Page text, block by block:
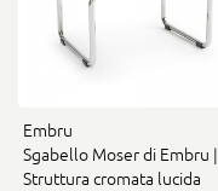
Embru
Sgabello Moser di Embru |
Struttura cromata lucida